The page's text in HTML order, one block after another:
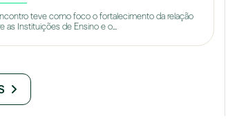
teve como foco o fortalecimento da relação
as Instituições de Ensino e o...